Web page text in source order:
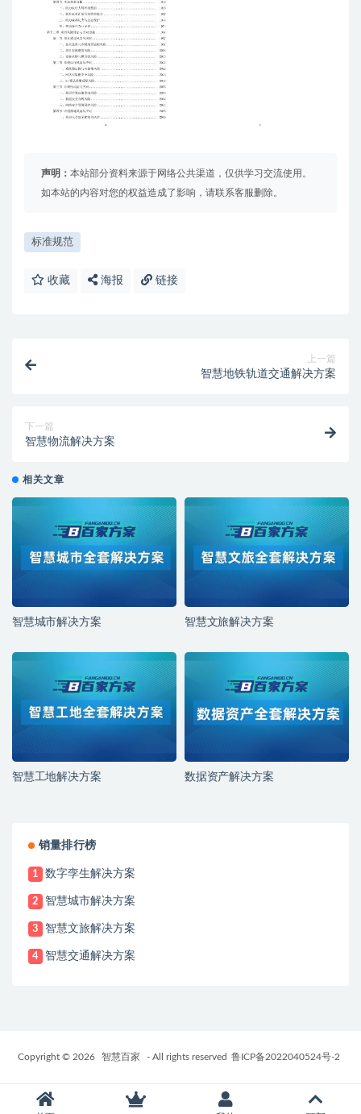
声明： 本站部分资料来源于网络公共渠道，仅供学习交流使用。
如本站的内容对您的权益造成了影响，请联系客服删除。
标准规范
收藏 海报 链接
上一篇
智慧地铁轨道交通解决方案
下一篇
智慧物流解决方案
相关文章
智慧城市解决方案 智慧文旅解决方案
智慧工地解决方案 数据资产解决方案
销量排行榜
1 数字孪生解决方案
2 智慧城市解决方案
3 智慧文旅解决方案
4 智慧交通解决方案
Copyright © 2026 智慧百家 - All rights reserved 鲁ICP备2022040524号-2